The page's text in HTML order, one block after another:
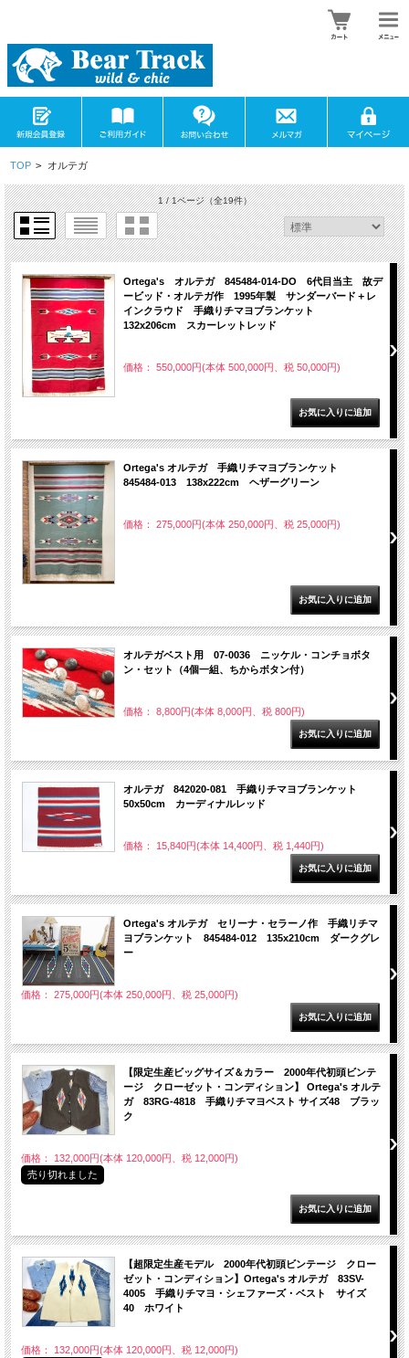
TOP > オルテガ
1 / 1ページ（全19件）
Ortega's オルテガ 845484-014-DO 6代目当主 故デ
ービッド・オルテガ作 1995年製 サンダーバード＋レ
インクラウド 手織りチマヨブランケット
132x206cm スカーレットレッド
価格： 550,000円(本体 500,000円、税 50,000円)
Ortega's オルテガ 手織リチマヨブランケット
845484-013 138x222cm ヘザーグリーン
価格： 275,000円(本体 250,000円、税 25,000円)
オルテガベスト用 07-0036 ニッケル・コンチョボタ
ン・セット（4個一組、ちからボタン付）
価格： 8,800円(本体 8,000円、税 800円)
オルテガ 842020-081 手織りチマヨブランケット
50x50cm カーディナルレッド
価格： 15,840円(本体 14,400円、税 1,440円)
Ortega's オルテガ セリーナ・セラーノ作 手織リチマ
ヨブランケット 845484-012 135x210cm ダークグレ
ー
価格： 275,000円(本体 250,000円、税 25,000円)
【限定生産ビッグサイズ＆カラー 2000年代初頭ビンテ
ージ クローゼット・コンディション】 Ortega's オルテ
ガ 83RG-4818 手織りチマヨベスト サイズ48 ブラッ
ク
価格： 132,000円(本体 120,000円、税 12,000円)
売り切れました
【超限定生産モデル 2000年代初頭ビンテージ クロー
ゼット・コンディション】Ortega's オルテガ 83SV-
4005 手織りチマヨ・シェファーズ・ベスト サイズ
40 ホワイト
価格： 132,000円(本体 120,000円、税 12,000円)